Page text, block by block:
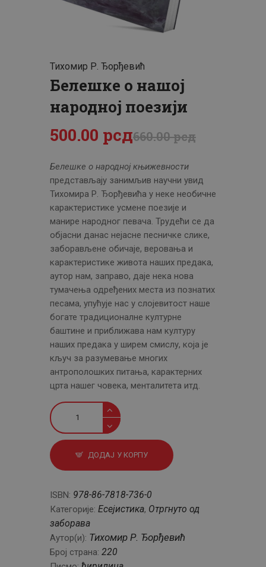
ЦЕНОВНИК
Тихомир Р. Ђорђевић
Белешке о нашој
народној поезији
660.00рсд
500.00 рсд
Белешке о народној књижевности
представљају занимљив научни увид
Тихомира Р. Ђорђевића у неке необичне
карактеристике усмене поезије и
манире народног певача. Трудећи се да
објасни данас нејасне песничке слике,
заборављене обичаје, веровања и
карактеристике живота наших предака,
аутор нам, заправо, даје нека нова
тумачења одређених места из познатих
песама, упућује нас у слојевитост наше
богате традиционалне културне
баштине и приближава нам културу
наших предака у ширем смислу, која је
кључ за разумевање многих
антрополошких питања, карактерних
црта нашег човека, менталитета итд.
Белешке
о
нашој
народној
поезији
ДОДАЈ У КОРПУ
ISBN: 978-86-7818-736-0
Категорије: Есејистика, Отргнуто од
заборава
Аутор(и): Тихомир Р. Ђорђевић
Број страна: 220